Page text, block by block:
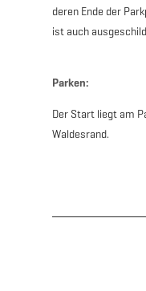
deren Ende der
ist auch
Parken:
Der Start liegt am
Waldesrand.